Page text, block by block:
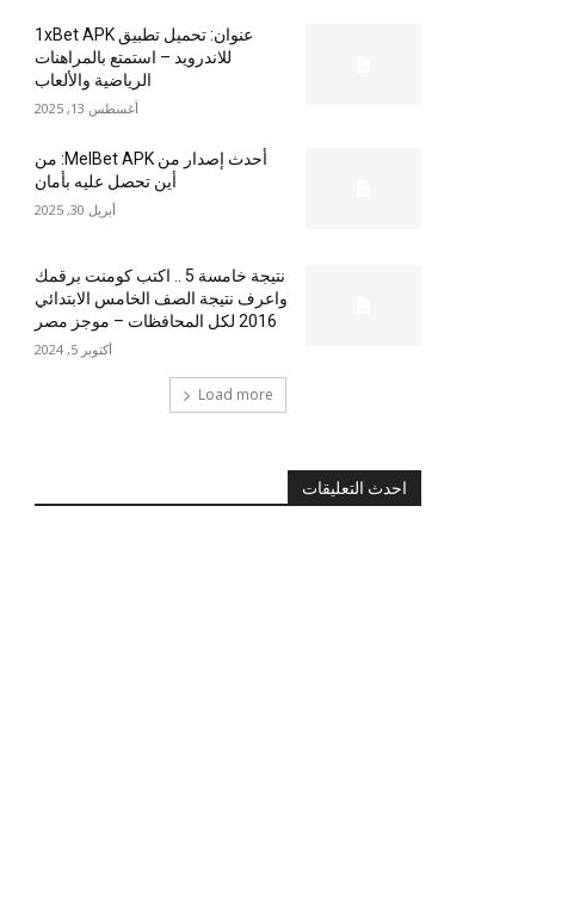
عنوان: تحميل تطبيق 1xBet APK
للاندرويد – استمتع بالمراهنات
الرياضية والألعاب
أغسطس 13, 2025
أحدث إصدار من MelBet APK: من
أين تحصل عليه بأمان
أبريل 30, 2025
نتيجة خامسة 5 .. اكتب كومنت برقمك
واعرف نتيجة الصف الخامس الابتدائي
2016 لكل المحافظات – موجز مصر
أكتوبر 5, 2024
Load more
احدث التعليقات